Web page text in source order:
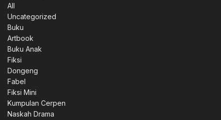
All
Uncategorized
Buku
Artbook
Buku Anak
Fiksi
Dongeng
Fabel
Fiksi Mini
Kumpulan Cerpen
Naskah Drama